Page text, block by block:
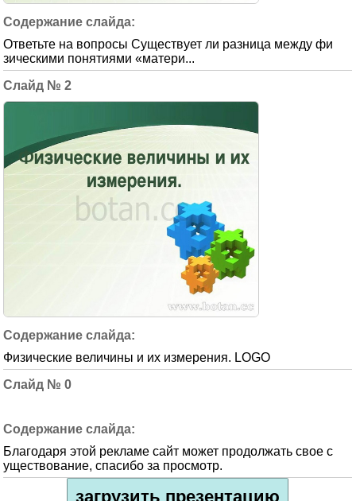
Ответьте на вопросы Существует ли разница между фи
зическими понятиями «матери...
2
Физические величины и их измерения. LOGO
0
Благодаря этой рекламе сайт может продолжать свое с
уществование, спасибо за просмотр.
загрузить презентацию